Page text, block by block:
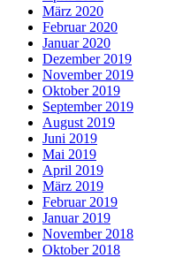
März 2020
Februar 2020
Januar 2020
Dezember 2019
November 2019
Oktober 2019
September 2019
August 2019
Juni 2019
Mai 2019
April 2019
März 2019
Februar 2019
Januar 2019
November 2018
Oktober 2018